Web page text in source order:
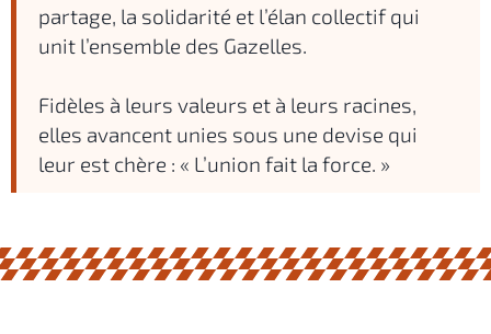
partage, la solidarité et l’élan collectif qui
unit l’ensemble des Gazelles.
Fidèles à leurs valeurs et à leurs racines,
elles avancent unies sous une devise qui
leur est chère : « L’union fait la force. »